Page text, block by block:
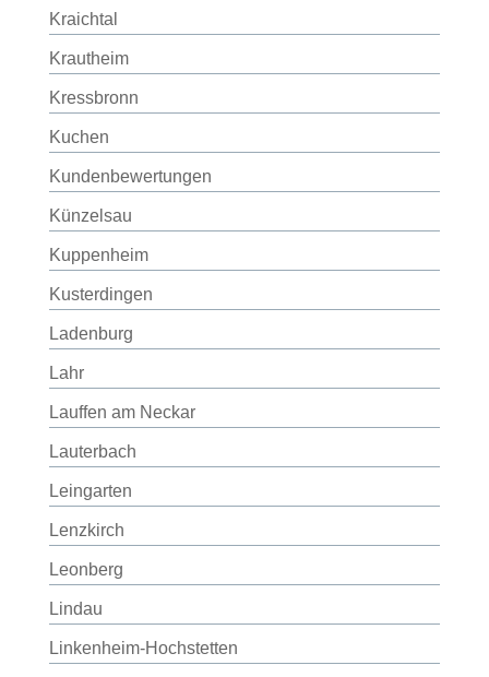
Kraichtal
Krautheim
Kressbronn
Kuchen
Kundenbewertungen
Künzelsau
Kuppenheim
Kusterdingen
Ladenburg
Lahr
Lauffen am Neckar
Lauterbach
Leingarten
Lenzkirch
Leonberg
Lindau
Linkenheim-Hochstetten